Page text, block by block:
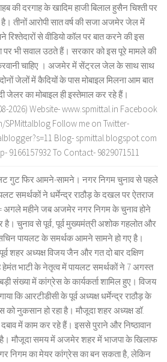
की दरगाह के खादिम हाजी बिलाल हुसैन चिश्ती पर
तीनों आरोपी सात वर्ष की सजा अजमेर जेल में
से वीडियो कॉल पर बात करने की इस
पर भी सवाल उठते हैं। सरकार को इस पूरे मामले की
चाहिए । अजमेर में सेंट्रल जेल के साथ साथ
जेलों में कैदियों के पास मोबाइल मिलना आम बात
जेलर का मोबाइल ही इस्तेमाल कर रहे हैं।
08-2026) Website- www.spmittal.in Facebook
Follow me on Twitter-
Blog- spmittal.blogspot.com
9166157932 To Contact- 9829071511
गुट फिर आमने-सामने। नगर निगम चुनाव से पहले
समर्थकों ने धर्मेन्द्र राठौड़ के दखल पर ऐतराज
अगले महीने जब अजमेर नगर निगम के चुनाव होने
है। चुनाव से पूर्व, पूर्व मुख्यमंत्री अशोक गहलोत और
पायलट के समर्थक आमने सामने हो गए है।
शहर अध्यक्ष विजय जैन और गत दो बार दक्षिण
हेमंत भाटी के नेतृत्व में पायलट समर्थकों ने 7 अगस्त
संख्या में कांग्रेस के कार्यकर्ता शामिल हुए। विजय
कि आरटीडीसी के पूर्व अध्यक्ष धर्मेन्द्र राठौड़ के
नुकसान हो रहा है। मौजूदा शहर अध्यक्ष डॉ.
में काम कर रहे हैं। इससे पुराने और निष्ठावान
है। मौजूदा समय में अजमेर शहर में भाजपा के खिलाफ
निगम का मेयर कांग्रेस का बन सकता है, लेकिन